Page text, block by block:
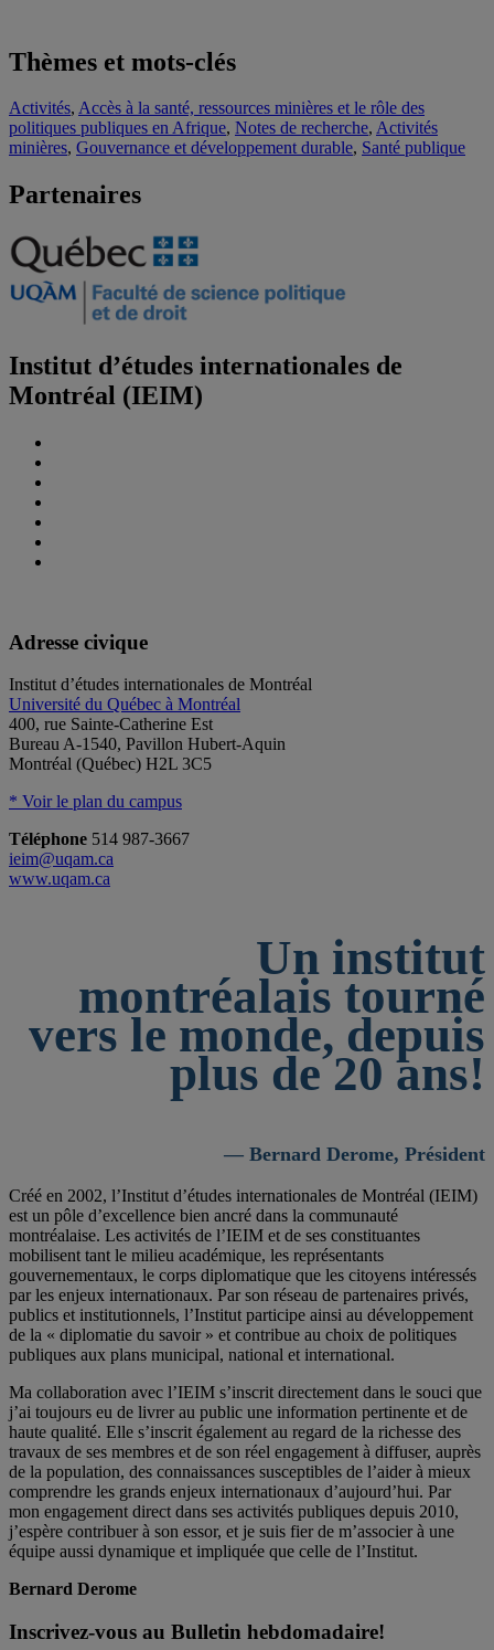
Thèmes et mots-clés
Activités, Accès à la santé, ressources minières et le rôle des
politiques publiques en Afrique, Notes de recherche, Activités
minières, Gouvernance et développement durable, Santé publique
Partenaires
Institut d’études internationales de
Montréal (IEIM)
Adresse civique
Institut d’études internationales de Montréal
Université du Québec à Montréal
400, rue Sainte-Catherine Est
Bureau A-1540, Pavillon Hubert-Aquin
Montréal (Québec) H2L 3C5
* Voir le plan du campus
Téléphone 514 987-3667
ieim@uqam.ca
www.uqam.ca
Un institut
montréalais tourné
vers le monde, depuis
plus de 20 ans!
— Bernard Derome, Président
Créé en 2002, l’Institut d’études internationales de Montréal (IEIM)
est un pôle d’excellence bien ancré dans la communauté
montréalaise. Les activités de l’IEIM et de ses constituantes
mobilisent tant le milieu académique, les représentants
gouvernementaux, le corps diplomatique que les citoyens intéressés
par les enjeux internationaux. Par son réseau de partenaires privés,
publics et institutionnels, l’Institut participe ainsi au développement
de la « diplomatie du savoir » et contribue au choix de politiques
publiques aux plans municipal, national et international.
Ma collaboration avec l’IEIM s’inscrit directement dans le souci que
j’ai toujours eu de livrer au public une information pertinente et de
haute qualité. Elle s’inscrit également au regard de la richesse des
travaux de ses membres et de son réel engagement à diffuser, auprès
de la population, des connaissances susceptibles de l’aider à mieux
comprendre les grands enjeux internationaux d’aujourd’hui. Par
mon engagement direct dans ses activités publiques depuis 2010,
j’espère contribuer à son essor, et je suis fier de m’associer à une
équipe aussi dynamique et impliquée que celle de l’Institut.
Bernard Derome
Inscrivez-vous au Bulletin hebdomadaire!